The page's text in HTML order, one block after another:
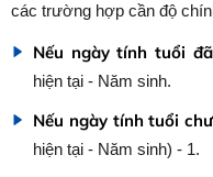
các trường hợp cần độ
Nếu ngày tính tuổi
hiện tại - Năm sinh.
Nếu ngày tính tuổi
hiện tại - Năm sinh) - 1.